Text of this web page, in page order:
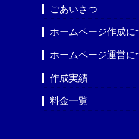
ごあいさつ
ホームページ作成に
ホームページ運営に
作成実績
料金一覧